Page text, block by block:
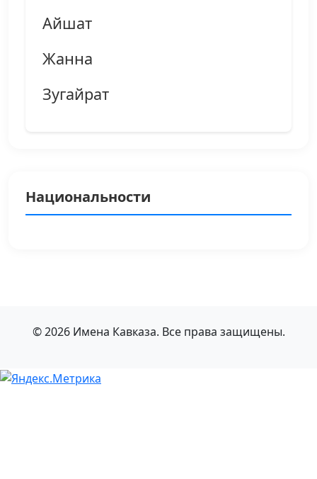
Айшат
Жанна
Зугайрат
Национальности
© 2026 Имена Кавказа. Все права защищены.